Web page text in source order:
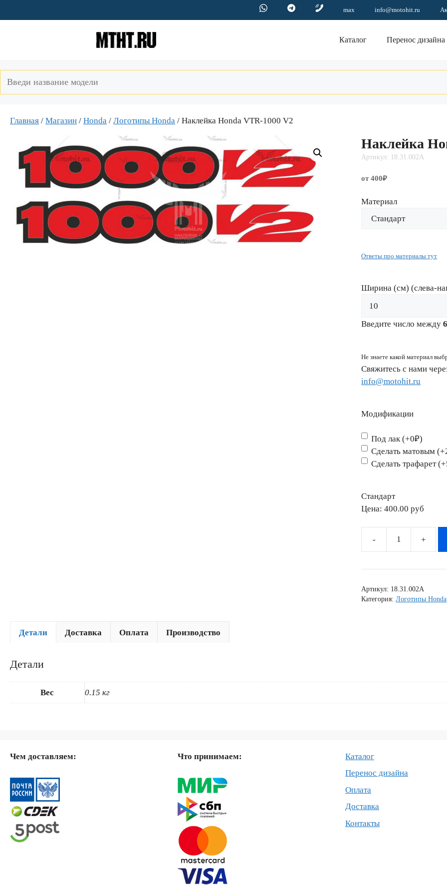
к
max info@motohit.ru
Каталог Перенос дизайна
Главная / Магазин / Honda / Логотипы Honda / Наклейка Honda VTR-1000 V2
Наклейка
Артикул: 18.31.002A
от 400₽
Материал
Ответы про материалы тут
Ширина (см) (слева-
Введите число между6
Не знаете какой материал
Свяжитесь с нами
info@motohit.ru
Модификации
Под лак (+0₽)
Сделать матовым
Сделать трафарет
Стандарт
Цена: 400.00 pyб
Количество
Наклейка
VTR-
Артикул: 18.31.002A
Категория:Логотипы Honda
Детали Доставка Оплата Производство
Детали
Вес 0.15 кг
Чем доставляем: Что принимаем:
Каталог
Перенос дизайна
Оплата
Доставка
Контакты